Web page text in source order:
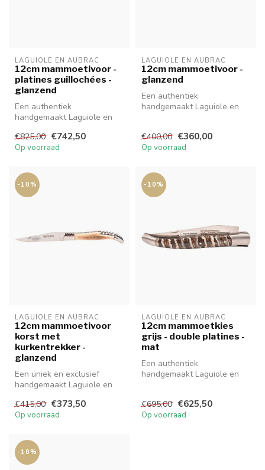
LAGUIOLE EN AUBRAC
12cm mammoetivoor -
platines guillochées -
glanzend
Een authentiek
handgemaakt Laguiole en
kwaliteit met prachti...
€825,00 €742,50
Op voorraad
LAGUIOLE EN AUBRAC
12cm mammoetivoor -
glanzend
Een authentiek
handgemaakt Laguiole en
€400,00 €360,00
Op voorraad
-10%
LAGUIOLE EN AUBRAC
12cm mammoetivoor
korst met
kurkentrekker -
glanzend
Een uniek en exclusief
handgemaakt Laguiole en
kurkentrekker van ...
€415,00 €373,50
Op voorraad
-10%
LAGUIOLE EN AUBRAC
12cm mammoetkies
grijs - double platines -
mat
Een authentiek
handgemaakt Laguiole en
€695,00 €625,50
Op voorraad
-10%